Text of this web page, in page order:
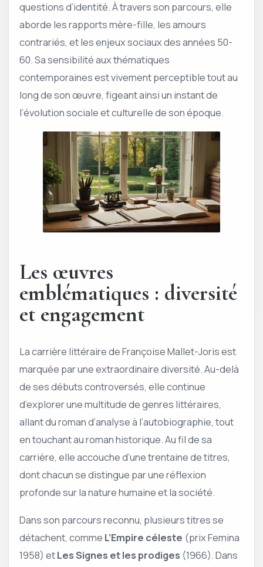
questions d’identité. À travers son parcours, elle
aborde les rapports mère-fille, les amours
contrariés, et les enjeux sociaux des années 50-
60. Sa sensibilité aux thématiques
contemporaines est vivement perceptible tout au
long de son œuvre, figeant ainsi un instant de
l’évolution sociale et culturelle de son époque.
Les œuvres
emblématiques : diversité
et engagement
La carrière littéraire de Françoise Mallet-Joris est
marquée par une extraordinaire diversité. Au-delà
de ses débuts controversés, elle continue
d’explorer une multitude de genres littéraires,
allant du roman d’analyse à l’autobiographie, tout
en touchant au roman historique. Au fil de sa
carrière, elle accouche d’une trentaine de titres,
dont chacun se distingue par une réflexion
profonde sur la nature humaine et la société.
Dans son parcours reconnu, plusieurs titres se
détachent, comme L’Empire céleste (prix Femina
1958) etLes Signes et les prodiges (1966). Dans